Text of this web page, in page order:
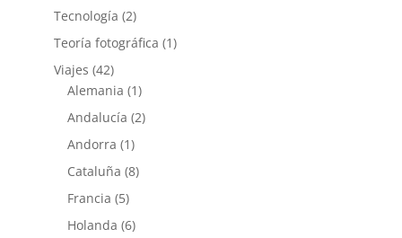
Tecnología (2)
Teoría fotográfica (1)
Viajes (42)
Alemania (1)
Andalucía (2)
Andorra (1)
Cataluña (8)
Francia (5)
Holanda (6)